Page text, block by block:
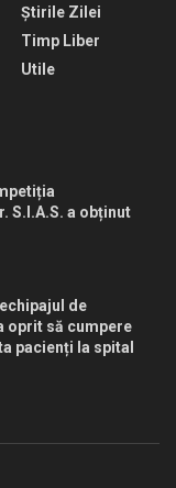
Știrile Zilei
Timp Liber
Utile
S.I.A.S. a obținut
de
oprit să cumpere
pacienți la spital